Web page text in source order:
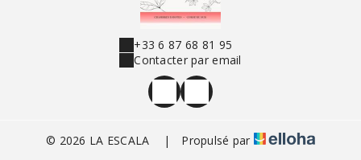
+33 6 87 68 81 95
Contacter par email
© 2026 LA ESCALA | Propulsé par